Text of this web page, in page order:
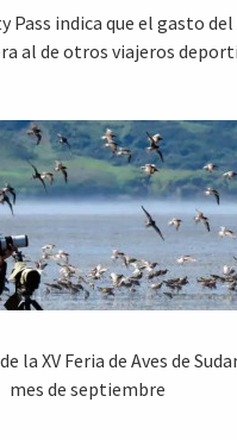
indica que el gasto
al de otros viajeros
la XV Feria de Aves de
mes de septiembre